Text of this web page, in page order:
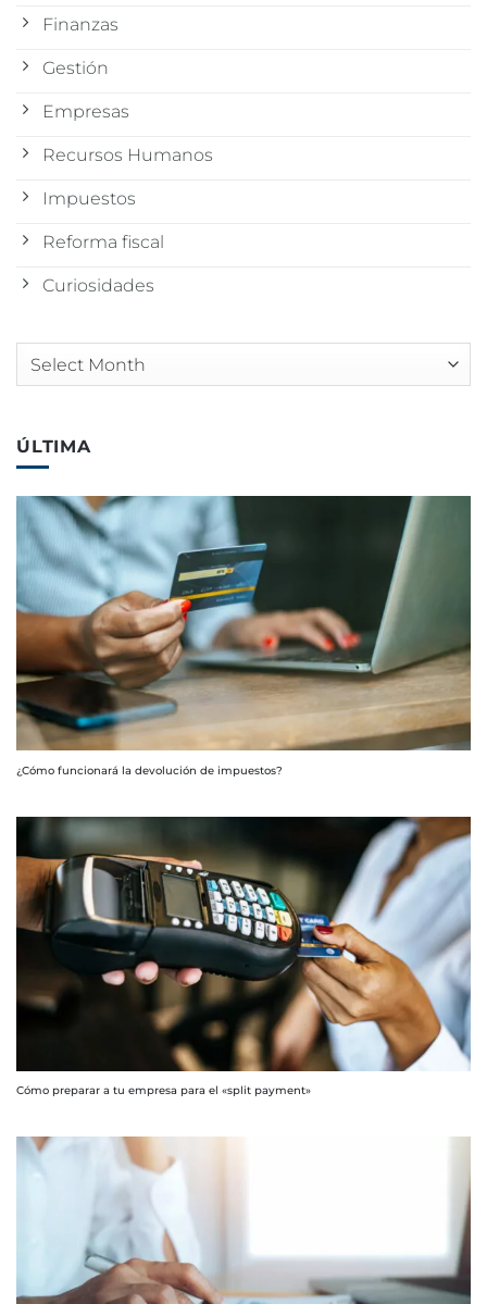
Finanzas
Gestión
Empresas
Recursos Humanos
Impuestos
Reforma fiscal
Curiosidades
Arquivos
ÚLTIMA
¿Cómo funcionará la devolución de impuestos?
Cómo preparar a tu empresa para el «split payment»